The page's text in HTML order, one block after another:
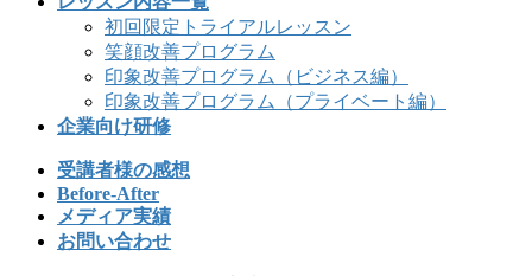
初回限定トライアルレッスン
笑顔改善プログラム
印象改善プログラム（ビジネス編）
印象改善プログラム（プライベート編）
企業向け研修
受講者様の感想
Before-After
メディア実績
お問い合わせ